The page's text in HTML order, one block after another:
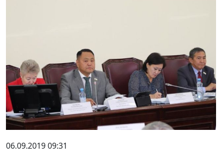
06.09.2019 09:31